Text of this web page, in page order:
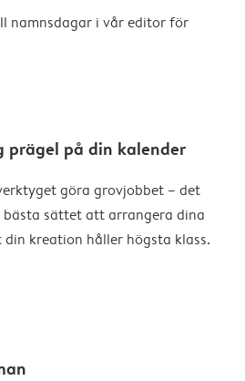
namnsdagar i vår editor för
prägel på din kalender
göra grovjobbet – det
sättet att arrangera dina
kreation håller högsta klass.